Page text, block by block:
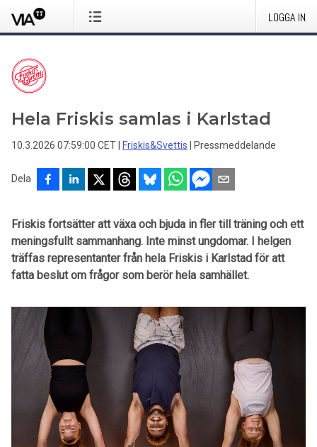
LOGGA IN
Hela Friskis samlas i Karlstad
10.3.2026 07:59:00 CET Friskis&Svettis Pressmeddelande
Dela
Friskis fortsätter att växa och bjuda in fler till träning och ett
meningsfullt sammanhang. Inte minst ungdomar. I helgen
träffas representanter från hela Friskis i Karlstad för att
fatta beslut om frågor som berör hela samhället.